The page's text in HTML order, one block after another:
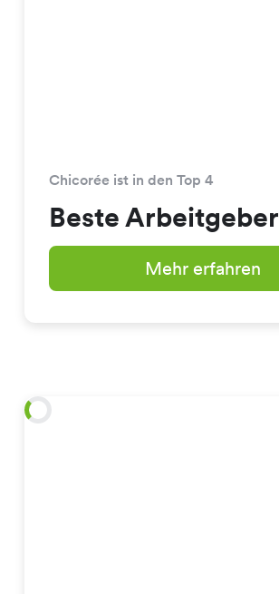
Chicorée ist in den Top 4
Beste Arbeitgeber
Mehr erfahren